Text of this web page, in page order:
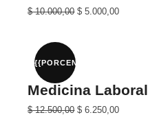
El
era:
$ 20.000,00.
$10.000,00El
$ 10.000,00.
$ 5.000,00
{{PORCENTAJE}}%
Medicina Laboral
El
$12.500,00El
$ 6.250,00